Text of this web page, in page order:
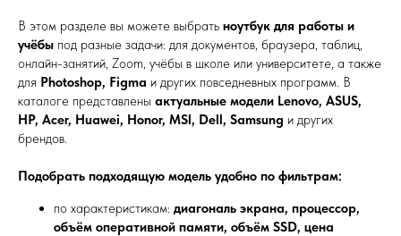
В этом разделе вы можете выбрать ноутбук для работы и
учёбы под разные задачи: для документов, браузера, таблиц,
онлайн-занятий, Zoom, учёбы в школе или университете, а также
для Photoshop, Figma и других повседневных программ. В
каталоге представлены актуальные модели Lenovo, ASUS,
HP, Acer, Huawei, Honor, MSI, Dell, Samsung и других
брендов.
Подобрать подходящую модель удобно по фильтрам:
по характеристикам: диагональ экрана, процессор,
объём оперативной памяти, объём SSD, цена